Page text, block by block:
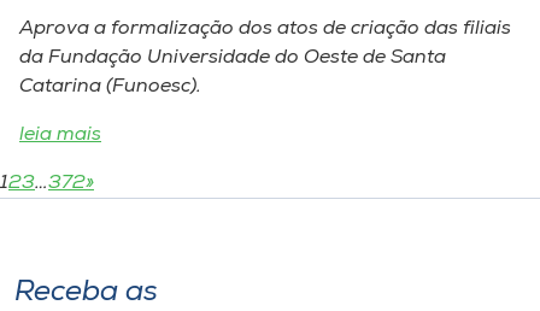
Aprova a formalização dos atos de criação das filiais
da Fundação Universidade do Oeste de Santa
Catarina (Funoesc).
leia mais
123…372»
Receba as